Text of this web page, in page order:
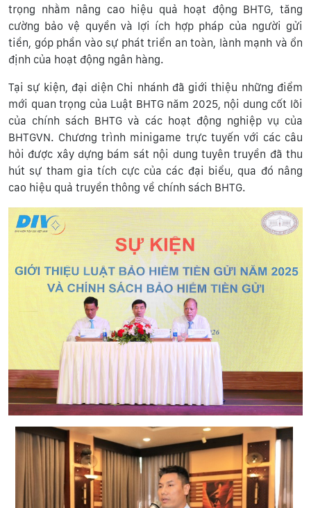
trọng nhằm nâng cao hiệu quả hoạt động BHTG, tăng
cường bảo vệ quyền và lợi ích hợp pháp của người gửi
tiền, góp phần vào sự phát triển an toàn, lành mạnh và ổn
định của hoạt động ngân hàng.
Tại sự kiện, đại diện Chi nhánh đã giới thiệu những điểm
mới quan trọng của Luật BHTG năm 2025, nội dung cốt lõi
của chính sách BHTG và các hoạt động nghiệp vụ của
BHTGVN. Chương trình minigame trực tuyến với các câu
hỏi được xây dựng bám sát nội dung tuyên truyền đã thu
hút sự tham gia tích cực của các đại biểu, qua đó nâng
cao hiệu quả truyền thông về chính sách BHTG.